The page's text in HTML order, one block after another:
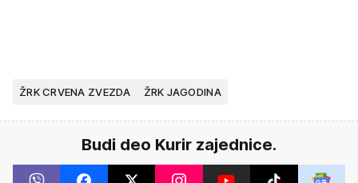
ŽRK CRVENA ZVEZDA ŽRK JAGODINA
Budi deo Kurir zajednice.